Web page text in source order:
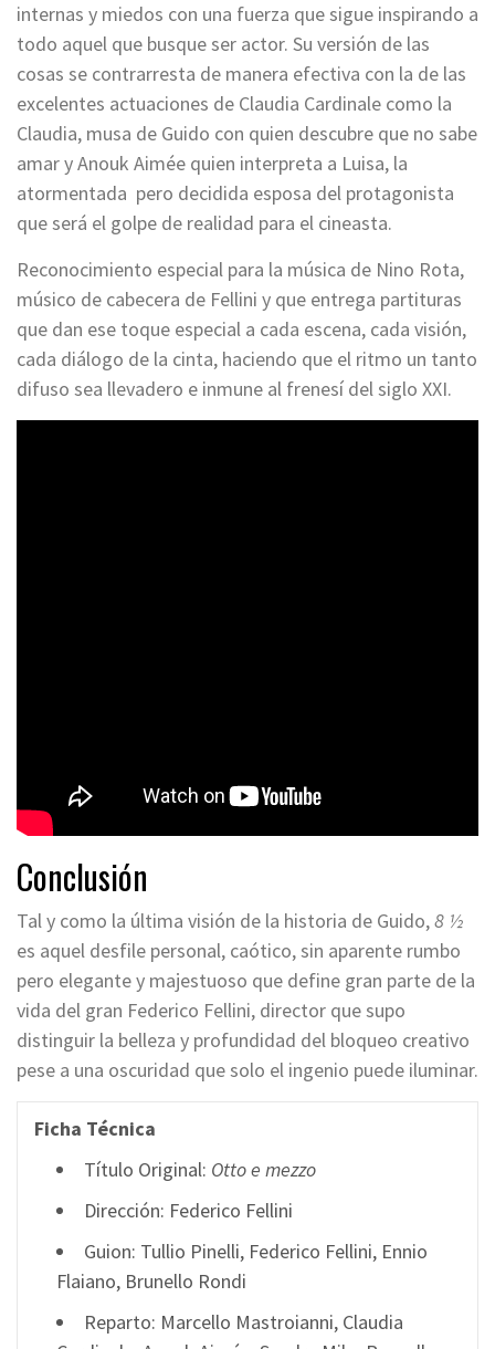
internas y miedos con una fuerza que sigue inspirando a
todo aquel que busque ser actor. Su versión de las
cosas se contrarresta de manera efectiva con la de las
excelentes actuaciones de Claudia Cardinale como la
Claudia, musa de Guido con quien descubre que no sabe
amar y Anouk Aimée quien interpreta a Luisa, la
atormentada pero decidida esposa del protagonista
que será el golpe de realidad para el cineasta.
Reconocimiento especial para la música de Nino Rota,
músico de cabecera de Fellini y que entrega partituras
que dan ese toque especial a cada escena, cada visión,
cada diálogo de la cinta, haciendo que el ritmo un tanto
difuso sea llevadero e inmune al frenesí del siglo XXI.
Conclusión
Tal y como la última visión de la historia de Guido,8 ½
es aquel desfile personal, caótico, sin aparente rumbo
pero elegante y majestuoso que define gran parte de la
vida del gran Federico Fellini, director que supo
distinguir la belleza y profundidad del bloqueo creativo
pese a una oscuridad que solo el ingenio puede iluminar.
Ficha Técnica
Título Original: Otto e mezzo
Dirección: Federico Fellini
Guion: Tullio Pinelli, Federico Fellini, Ennio
Flaiano, Brunello Rondi
Reparto: Marcello Mastroianni, Claudia